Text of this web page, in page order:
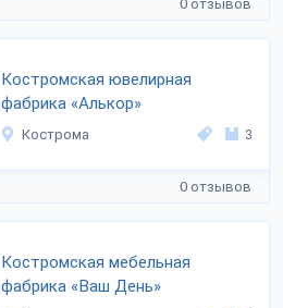
0 отзывов
Костромская ювелирная
фабрика «Алькор»
Кострома 3
0 отзывов
Костромская мебельная
фабрика «Ваш День»